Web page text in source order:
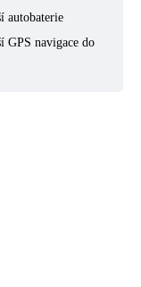
autobaterie
GPS navigace do